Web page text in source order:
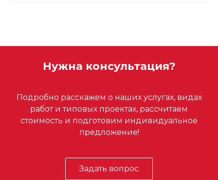
Нужна консультация?
Подробно расскажем о наших услугах, видах
работ и типовых проектах, рассчитаем
стоимость и подготовим индивидуальное
предложение!
Задать вопрос